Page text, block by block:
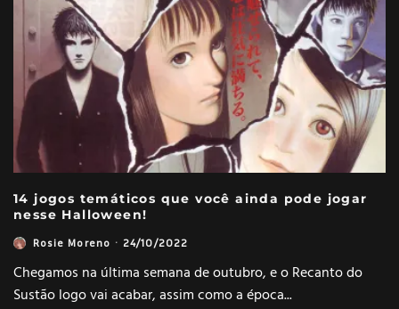
14 jogos temáticos que você ainda pode jogar
nesse Halloween!
Rosie Moreno · 24/10/2022
Chegamos na última semana de outubro, e o Recanto do
Sustão logo vai acabar, assim como a época...